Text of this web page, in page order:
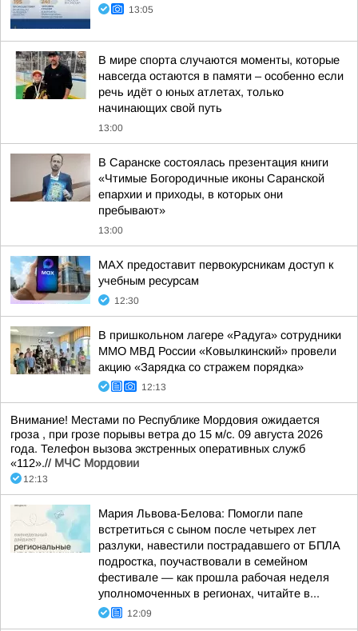
13:05
В мире спорта случаются моменты, которые
навсегда остаются в памяти – особенно если
речь идёт о юных атлетах, только
начинающих свой путь
13:00
В Саранске состоялась презентация книги
«Чтимые Богородичные иконы Саранской
епархии и приходы, в которых они
пребывают»
13:00
MAX предоставит первокурсникам доступ к
учебным ресурсам
12:30
В пришкольном лагере «Радуга» сотрудники
ММО МВД России «Ковылкинский» провели
акцию «Зарядка со стражем порядка»
12:13
Внимание! Местами по Республике Мордовия ожидается
гроза , при грозе порывы ветра до 15 м/с. 09 августа 2026
года. Телефон вызова экстренных оперативных служб
«112».// МЧС Мордовии
12:13
Мария Львова-Белова: Помогли папе
встретиться с сыном после четырех лет
разлуки, навестили пострадавшего от БПЛА
подростка, поучаствовали в семейном
фестивале — как прошла рабочая неделя
уполномоченных в регионах, читайте в...
12:09